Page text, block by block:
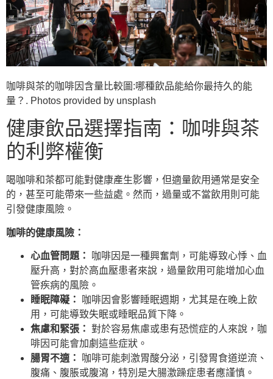
咖啡與茶的咖啡因含量比較圖:哪種飲品能給你最持久的能
量？. Photos provided by unsplash
健康飲品選擇指南：咖啡與茶
的利弊權衡
喝咖啡和茶都可能對健康產生影響，但適量飲用通常是安全
的，甚至可能帶來一些益處。然而，過量或不當飲用則可能
引發健康風險。
咖啡的健康風險：
心血管問題：
咖啡因是一種興奮劑，可能導致心悸、血
壓升高，對於高血壓患者來說，過量飲用可能增加心血
管疾病的風險。
睡眠障礙：
咖啡因會影響睡眠週期，尤其是在晚上飲
用，可能導致失眠或睡眠品質下降。
焦慮和緊張： 對於容易焦慮或患有恐慌症的人來說，咖
啡因可能會加劇這些症狀。
腸胃不適：
咖啡可能刺激胃酸分泌，引發胃食道逆流、
腹痛、腹脹或腹瀉，特別是大腸激躁症患者應謹慎。